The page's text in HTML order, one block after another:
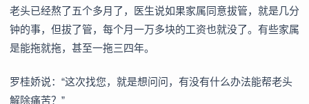
老头已经熬了五个多月了，医生说如果家属同意拔管，就是几分
钟的事，但拔了管，每个月一万多块的工资也就没了。有些家属
是能拖就拖，甚至一拖三四年。
罗桂娇说：“这次找您，就是想问问，有没有什么办法能帮老头
解除痛苦？”